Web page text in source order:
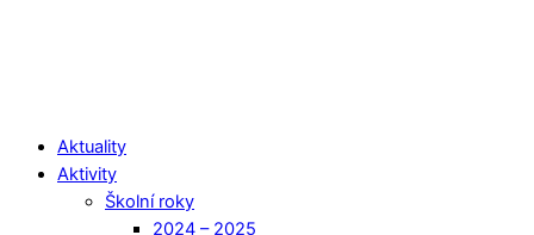
Aktuality
Aktivity
Školní roky
2024 – 2025